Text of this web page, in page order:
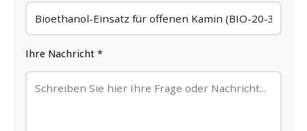
Ihre Nachricht *